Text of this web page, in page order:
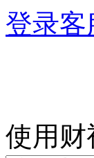
登录客
使用财